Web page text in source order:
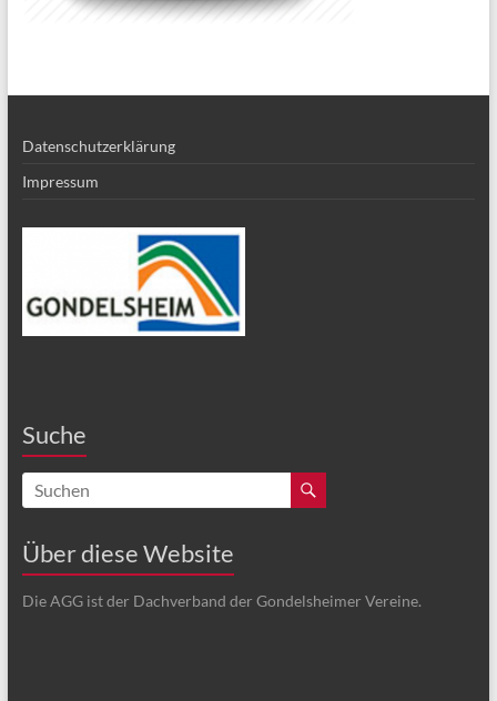
Datenschutzerklärung
Impressum
Suche
Über diese Website
Die AGG ist der Dachverband der Gondelsheimer Vereine.